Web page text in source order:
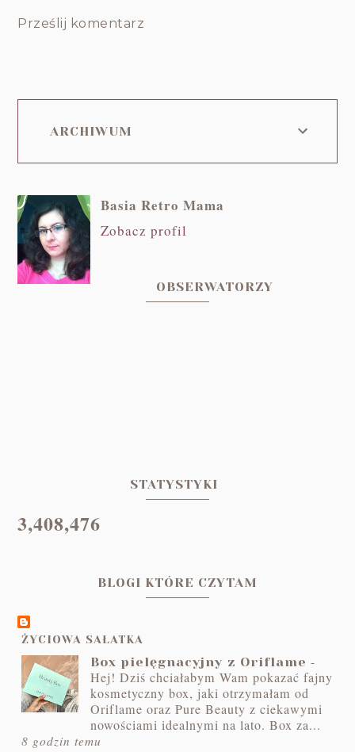
Prześlij komentarz
ARCHIWUM
Basia Retro Mama
Zobacz profil
OBSERWATORZY
STATYSTYKI
3,408,476
BLOGI KTÓRE CZYTAM
ŻYCIOWA SAŁATKA
Box pielęgnacyjny z Oriflame -
Hej! Dziś chciałabym Wam pokazać fajny
kosmetyczny box, jaki otrzymałam od
Oriflame oraz Pure Beauty z ciekawymi
nowościami idealnymi na lato. Box za...
8 godzin temu